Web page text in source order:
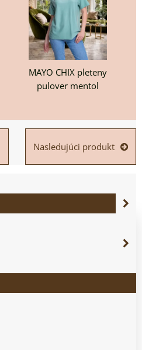
MAYO CHIX pleteny
pulover mentol
Nasledujúci produkt